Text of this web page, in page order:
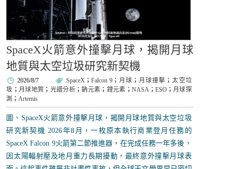
SpaceX火箭意外撞擊月球，揭開月球
地質與太空垃圾研究新契機
2026/8/7 SpaceX； Falcon 9； 月球 ； 月球撞擊 ； 太空垃
圾 ； 月球地質 ； 光譜分析； 鈉元素 ； 鋰元素 ； NASA； ESO； 月球探
測 ；Artemis
圖、SpaceX火箭意外撞擊月球，揭開月球地質與太空垃圾
研究新契機 2026年8月，一枚原本執行商業登月任務的
SpaceX Falcon 9火箭第二節推進器，在完成任務一年多後，
因太陽輻射壓及地月重力長期擾動，最終意外撞擊月球表